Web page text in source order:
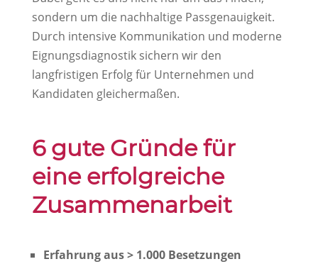
sondern um die nachhaltige Passgenauigkeit.
Durch intensive Kommunikation und moderne
Eignungsdiagnostik sichern wir den
langfristigen Erfolg für Unternehmen und
Kandidaten gleichermaßen.
6 gute Gründe für
eine erfolgreiche
Zusammenarbeit
Erfahrung aus > 1.000 Besetzungen